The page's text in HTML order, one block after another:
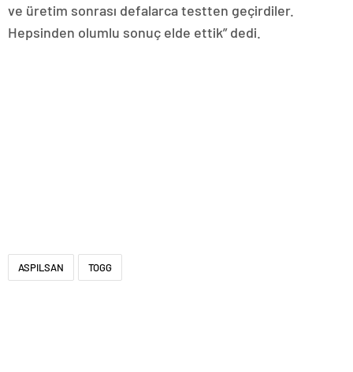
ve üretim sonrası defalarca testten geçirdiler.
Hepsinden olumlu sonuç elde ettik” dedi.
ASPILSAN TOGG